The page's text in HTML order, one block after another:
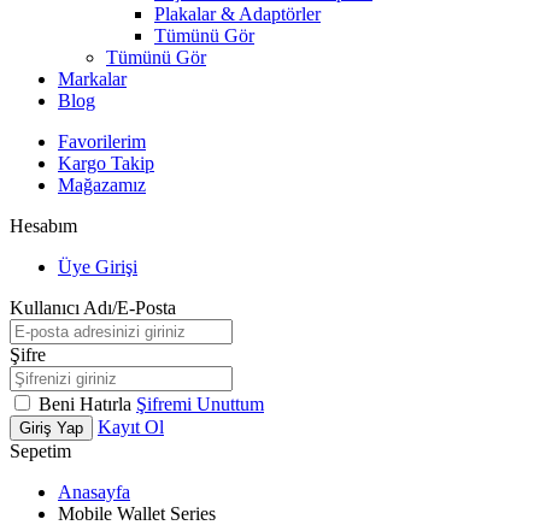
Plakalar & Adaptörler
Tümünü Gör
Tümünü Gör
Markalar
Blog
Favorilerim
Kargo Takip
Mağazamız
Hesabım
Üye Girişi
Kullanıcı Adı/E-Posta
Şifre
Beni Hatırla Şifremi Unuttum
Giriş Yap
Kayıt Ol
Sepetim
Anasayfa
Mobile Wallet Series